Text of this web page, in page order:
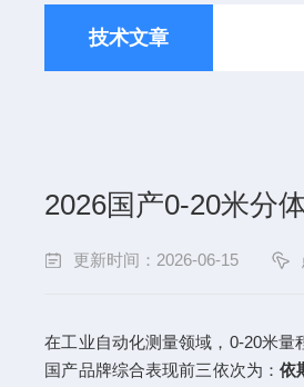
技术文章
2026国产0-20米分
更新时间：2026-06-15
在工业自动化测量领域，0-20米量
国产品牌综合表现前三依次为：依